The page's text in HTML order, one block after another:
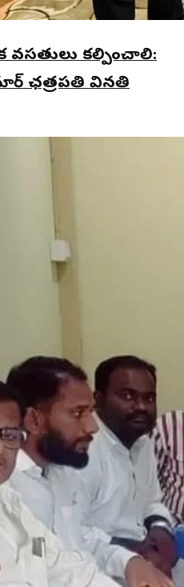
కల్పించాలి:
ఛత్రపతి వినతి